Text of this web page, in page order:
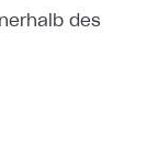
des